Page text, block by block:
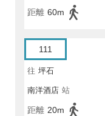
距離 60m
111
往 坪石
南洋酒店 站
距離 20m